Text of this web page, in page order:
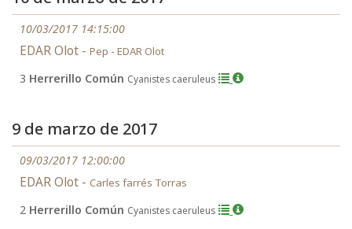
10/03/2017 14:15:00
EDAR Olot - Pep - EDAR Olot
3 Herrerillo Común Cyanistes caeruleus
9 de marzo de 2017
09/03/2017 12:00:00
EDAR Olot - Carles farrés Torras
2 Herrerillo Común Cyanistes caeruleus